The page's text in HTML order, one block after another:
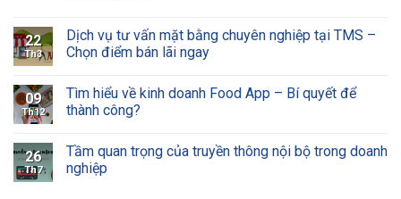
22
Th3
Dịch vụ tư vấn mặt bằng chuyên nghiệp tại TMS –
Chọn điểm bán lãi ngay
09
Th12
Tìm hiểu về kinh doanh Food App – Bí quyết để
thành công?
26
Th7
Tầm quan trọng của truyền thông nội bộ trong doanh
nghiệp